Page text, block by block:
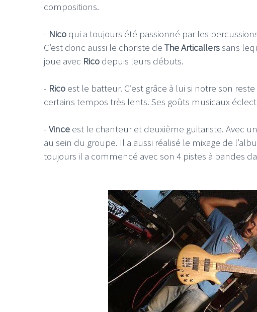
compositions.
- Nico qui a toujours été passionné par les
C’est donc aussi le choriste de The Articallerssans
joue avec Rico depuis leurs débuts.
- Rico est le batteur. C’est grâce à lui si notre son
certains tempos très lents. Ses goûts musicaux
- Vince est le chanteur et deuxième guitariste. Avec
au sein du groupe. Il a aussi réalisé le mixage de
toujours il a commencé avec son 4 pistes à bandes
LE GROS